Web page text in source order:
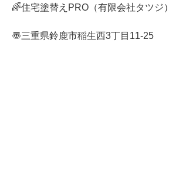
🌈住宅塗替え PRO（有限会社タツジ）
〠三重県鈴鹿市稲生西3丁目 11-25